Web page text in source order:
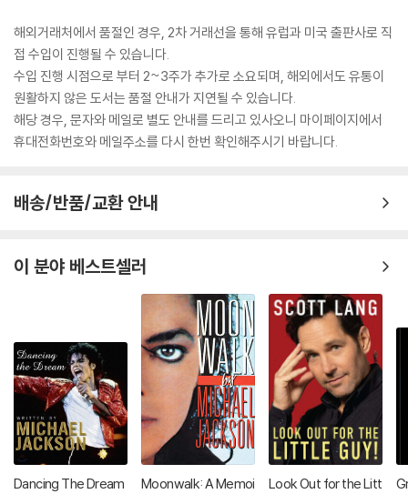
해외거래처에서 품절인 경우, 2차 거래선을 통해 유럽과 미국 출판사로 직
접 수입이 진행될 수 있습니다.
수입 진행 시점으로 부터 2~3주가 추가로 소요되며, 해외에서도 유통이
원활하지 않은 도서는 품절 안내가 지연될 수 있습니다.
해당 경우, 문자와 메일로 별도 안내를 드리고 있사오니 마이페이지에서
휴대전화번호와 메일주소를 다시 한번 확인해주시기 바랍니다.
배송/반품/교환 안내
이 분야 베스트셀러
Dancing The Dream
Moonwalk: A Memoi
Look Out for the Litt